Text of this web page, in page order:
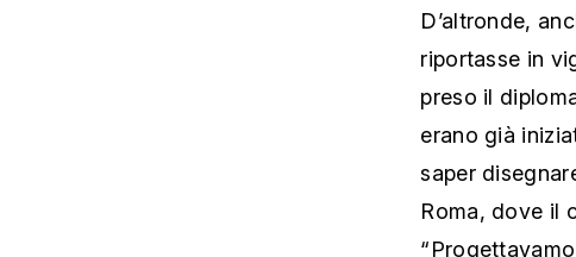
D’altronde,
riportasse in
preso il
erano già
saper
Roma, dove il